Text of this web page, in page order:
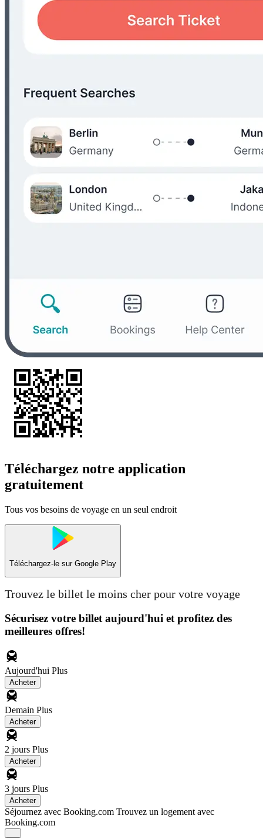
Téléchargez notre application
gratuitement
Tous vos besoins de voyage en un seul endroit
Téléchargez-le sur Google Play
Trouvez le billet le moins cher pour votre voyage
Sécurisez votre billet aujourd'hui et profitez des
meilleures offres!
Aujourd'hui Plus
Acheter
Demain Plus
Acheter
2 jours Plus
Acheter
3 jours Plus
Acheter
Séjournez avec Booking.com Trouvez un logement avec
Booking.com